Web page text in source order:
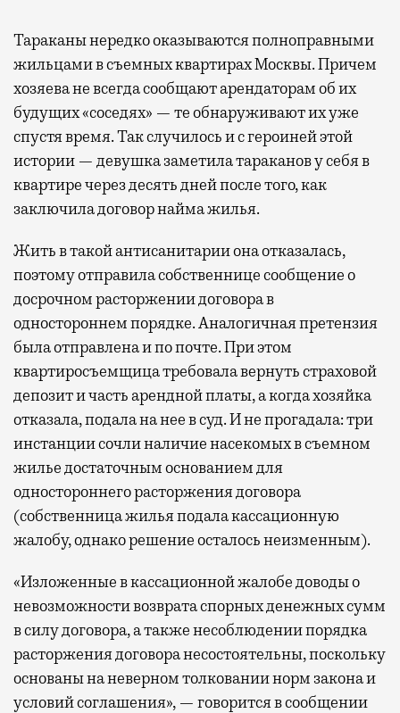
Тараканы нередко оказываются полноправными
жильцами в съемных квартирах Москвы. Причем
хозяева не всегда сообщают арендаторам об их
будущих «соседях» — те обнаруживают их уже
спустя время. Так случилось и с героиней этой
истории — девушка заметила тараканов у себя в
квартире через десять дней после того, как
заключила договор найма жилья.
Жить в такой антисанитарии она отказалась,
поэтому отправила собственнице сообщение о
досрочном расторжении договора в
одностороннем порядке. Аналогичная претензия
была отправлена и по почте. При этом
квартиросъемщица требовала вернуть страховой
депозит и часть арендной платы, а когда хозяйка
отказала, подала на нее в суд. И не прогадала: три
инстанции сочли наличие насекомых в съемном
жилье достаточным основанием для
одностороннего расторжения договора
(собственница жилья подала кассационную
жалобу, однако решение осталось неизменным).
«Изложенные в кассационной жалобе доводы о
невозможности возврата спорных денежных сумм
в силу договора, а также несоблюдении порядка
расторжения договора несостоятельны, поскольку
основаны на неверном толковании норм закона и
условий соглашения», — говорится в сообщении